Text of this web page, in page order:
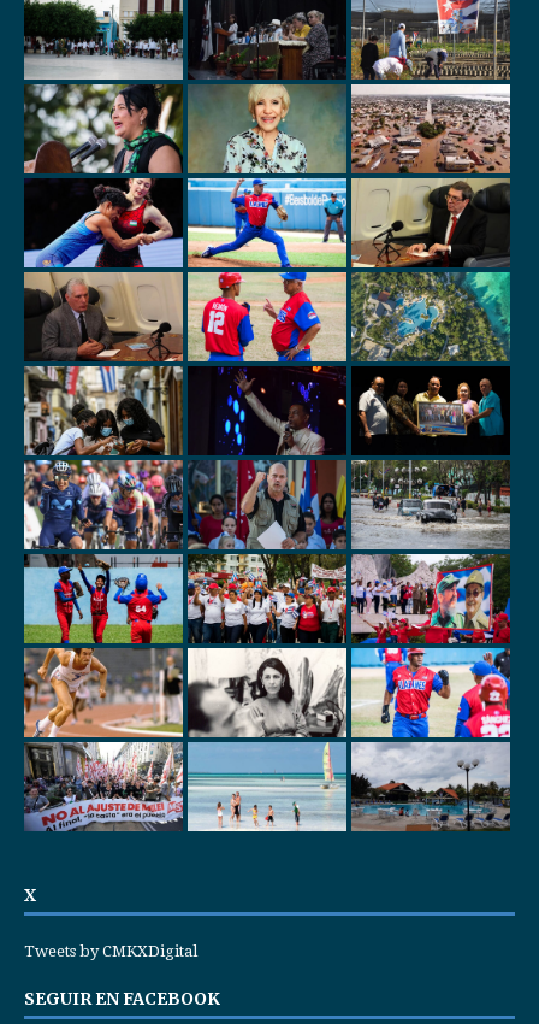
X
Tweets by CMKXDigital
SEGUIR EN FACEBOOK